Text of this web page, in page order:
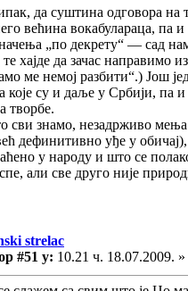
да суштина одговора на
већина вокабулараца, па
„по декрету“ — сад
хајде да зачас направимо
ме немој разбити“.) Још
које су и даље у Србији, па
творбе.
сви знамо, незадрживо
дефинитивно уђе у
у народу и што се
али све друго није
strelac
#51 у: 10.21 ч. 18.07.2009. »